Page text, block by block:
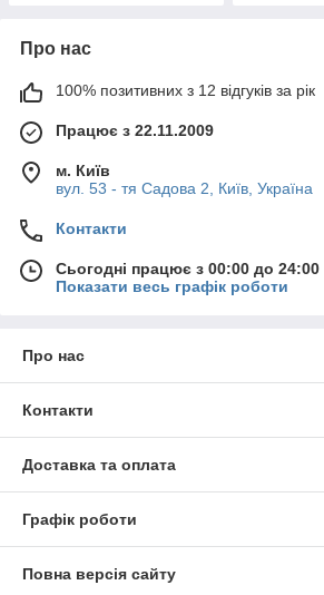
Про нас
100% позитивних з 12 відгуків за рік
Працює з 22.11.2009
м. Київ
вул. 53 - тя Садова 2, Київ, Україна
Контакти
Сьогодні працює з 00:00 до 24:00
Показати весь графік роботи
Про нас
Контакти
Доставка та оплата
Графік роботи
Повна версія сайту